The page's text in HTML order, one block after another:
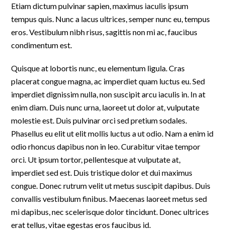
Etiam dictum pulvinar sapien, maximus iaculis ipsum
tempus quis. Nunc a lacus ultrices, semper nunc eu, tempus
eros. Vestibulum nibh risus, sagittis non mi ac, faucibus
condimentum est.
Quisque at lobortis nunc, eu elementum ligula. Cras
placerat congue magna, ac imperdiet quam luctus eu. Sed
imperdiet dignissim nulla, non suscipit arcu iaculis in. In at
enim diam. Duis nunc urna, laoreet ut dolor at, vulputate
molestie est. Duis pulvinar orci sed pretium sodales.
Phasellus eu elit ut elit mollis luctus a ut odio. Nam a enim id
odio rhoncus dapibus non in leo. Curabitur vitae tempor
orci. Ut ipsum tortor, pellentesque at vulputate at,
imperdiet sed est. Duis tristique dolor et dui maximus
congue. Donec rutrum velit ut metus suscipit dapibus. Duis
convallis vestibulum finibus. Maecenas laoreet metus sed
mi dapibus, nec scelerisque dolor tincidunt. Donec ultrices
erat tellus, vitae egestas eros faucibus id.